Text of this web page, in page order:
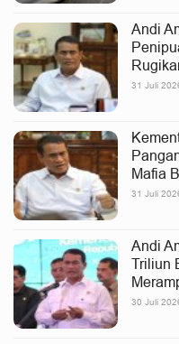
Andi
31 Juli
Mafia
31 Juli
Andi
Triliun
30 Juli